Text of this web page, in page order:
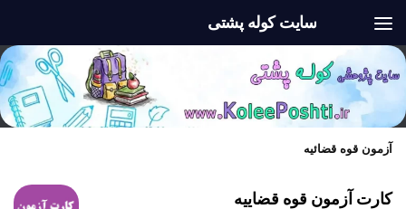
سایت کوله پشتی
آزمون قوه قضائیه
کارت آزمون قوه قضاییه